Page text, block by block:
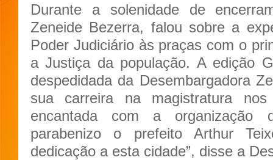
Durante a solenidade de
Zeneide Bezerra, falou sobre a
Poder Judiciário às praças com o
a Justiça da população. A edição
despedidada da Desembargadora
sua carreira na magistratura nos
encantada com a organização
parabenizo o prefeito Arthur
dedicação a esta cidade”, disse a